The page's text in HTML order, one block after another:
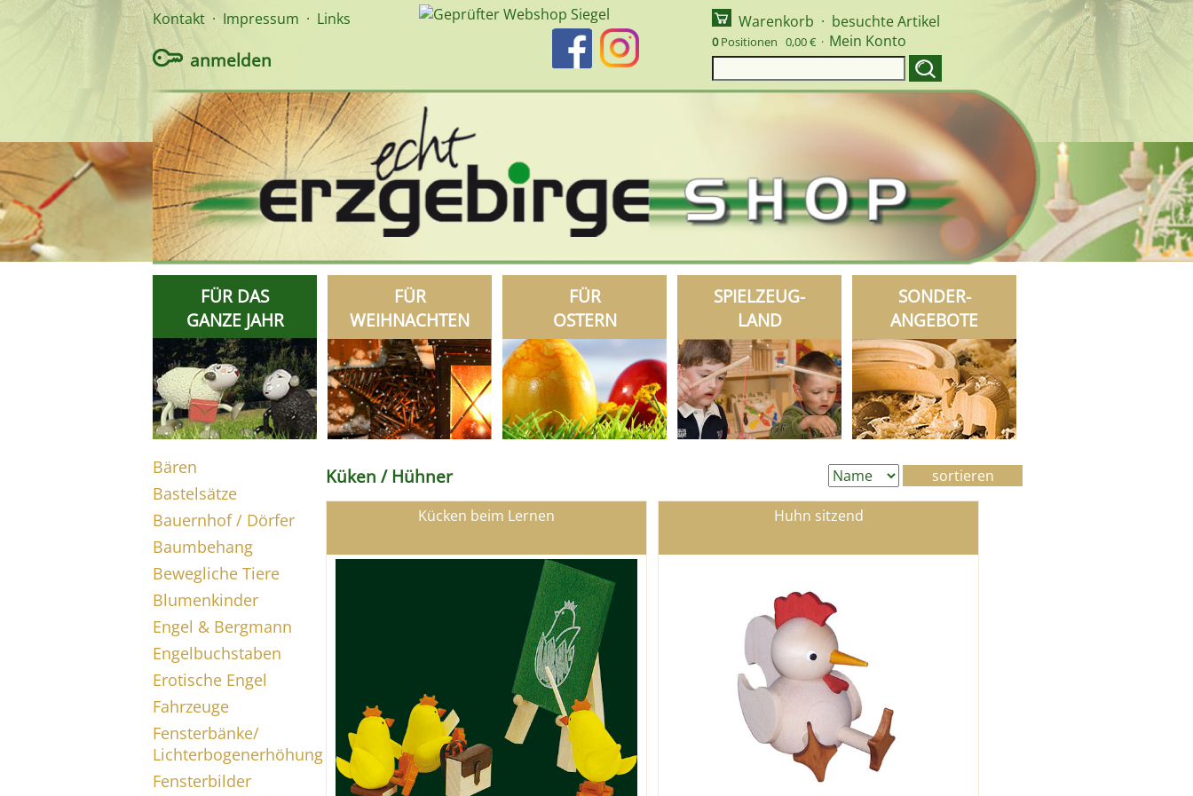
Kontakt · Impressum · Links
anmelden
Warenkorb · besuchte Artikel
0Positionen 0,00 € · Mein Konto
FÜR DAS
GANZE JAHR
FÜR
WEIHNACHTEN
FÜR
OSTERN
SPIELZEUG-
LAND
SONDER-
ANGEBOTE
Bären
Bastelsätze
Bauernhof / Dörfer
Baumbehang
Bewegliche Tiere
Blumenkinder
Engel & Bergmann
Engelbuchstaben
Erotische Engel
Fahrzeuge
Fensterbänke/
Lichterbogenerhöhung
Fensterbilder
Küken / Hühner
Kücken beim Lernen Huhn sitzend